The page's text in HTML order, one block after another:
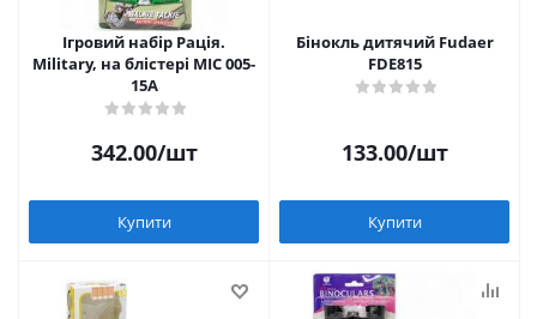
Ігровий набір Рація.
Military, на блістері MIC 005-
15A
342.00/шт
Купити
Бінокль дитячий Fudaer
FDE815
133.00/шт
Купити